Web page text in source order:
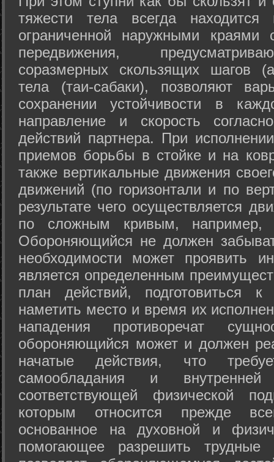
тяжести тела всегда
ограниченной наружными краями
передвижения,
соразмерных скользящих шагов
тела (таи-сабаки), позволяют
сохранении устойчивости в
направление и скорость
действий партнера. При
приемов борьбы в стойке и на
также вертикальные движения
движений (по горизонтали и по
результате чего осуществляется
по сложным кривым, например,
Обороняющийся не должен
необходимости может проявить
является определенным
план действий, подготовиться
наметить место и время их
нападения противоречат
обороняющийся может и должен
начатые действия, что
самообладания и
соответствующей физической
которым относится прежде
основанное на духовной и
помогающее разрешить